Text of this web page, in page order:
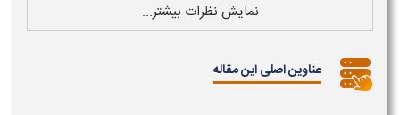
نمایش نظرات بیشتر...
عناوین اصلی این مقاله